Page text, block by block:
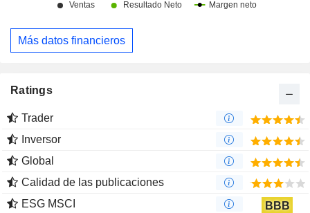
Más datos financieros
Ratings
Trader
Inversor
Global
Calidad de las publicaciones
ESG MSCI
BBB